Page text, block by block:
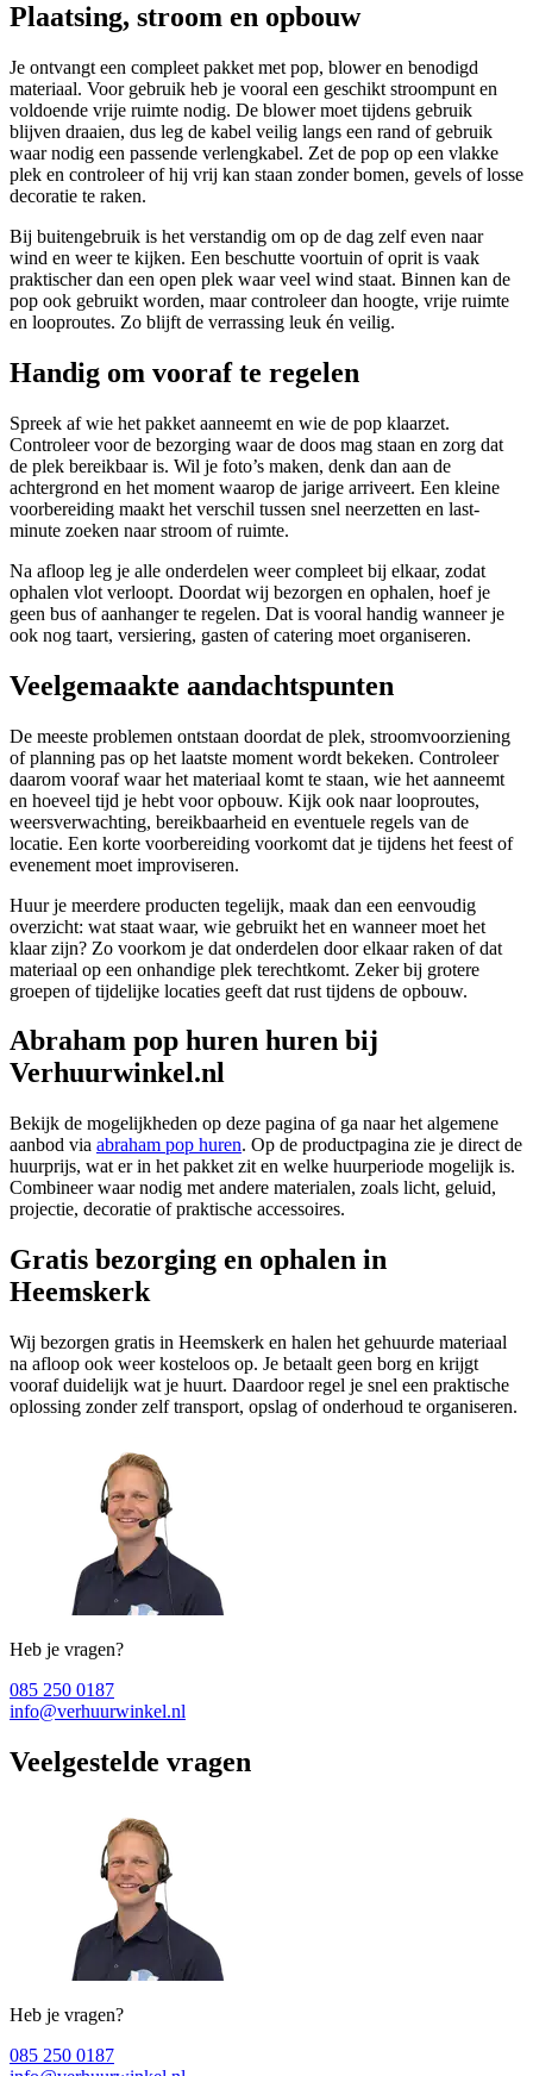
Plaatsing, stroom en opbouw
Je ontvangt een compleet pakket met pop, blower en benodigd
materiaal. Voor gebruik heb je vooral een geschikt stroompunt en
voldoende vrije ruimte nodig. De blower moet tijdens gebruik
blijven draaien, dus leg de kabel veilig langs een rand of gebruik
waar nodig een passende verlengkabel. Zet de pop op een vlakke
plek en controleer of hij vrij kan staan zonder bomen, gevels of losse
decoratie te raken.
Bij buitengebruik is het verstandig om op de dag zelf even naar
wind en weer te kijken. Een beschutte voortuin of oprit is vaak
praktischer dan een open plek waar veel wind staat. Binnen kan de
pop ook gebruikt worden, maar controleer dan hoogte, vrije ruimte
en looproutes. Zo blijft de verrassing leuk én veilig.
Handig om vooraf te regelen
Spreek af wie het pakket aanneemt en wie de pop klaarzet.
Controleer voor de bezorging waar de doos mag staan en zorg dat
de plek bereikbaar is. Wil je foto’s maken, denk dan aan de
achtergrond en het moment waarop de jarige arriveert. Een kleine
voorbereiding maakt het verschil tussen snel neerzetten en last-
minute zoeken naar stroom of ruimte.
Na afloop leg je alle onderdelen weer compleet bij elkaar, zodat
ophalen vlot verloopt. Doordat wij bezorgen en ophalen, hoef je
geen bus of aanhanger te regelen. Dat is vooral handig wanneer je
ook nog taart, versiering, gasten of catering moet organiseren.
Veelgemaakte aandachtspunten
De meeste problemen ontstaan doordat de plek, stroomvoorziening
of planning pas op het laatste moment wordt bekeken. Controleer
daarom vooraf waar het materiaal komt te staan, wie het aanneemt
en hoeveel tijd je hebt voor opbouw. Kijk ook naar looproutes,
weersverwachting, bereikbaarheid en eventuele regels van de
locatie. Een korte voorbereiding voorkomt dat je tijdens het feest of
evenement moet improviseren.
Huur je meerdere producten tegelijk, maak dan een eenvoudig
overzicht: wat staat waar, wie gebruikt het en wanneer moet het
klaar zijn? Zo voorkom je dat onderdelen door elkaar raken of dat
materiaal op een onhandige plek terechtkomt. Zeker bij grotere
groepen of tijdelijke locaties geeft dat rust tijdens de opbouw.
Abraham pop huren huren bij
Verhuurwinkel.nl
Bekijk de mogelijkheden op deze pagina of ga naar het algemene
aanbod via abraham pop huren. Op de productpagina zie je direct de
huurprijs, wat er in het pakket zit en welke huurperiode mogelijk is.
Combineer waar nodig met andere materialen, zoals licht, geluid,
projectie, decoratie of praktische accessoires.
Gratis bezorging en ophalen in
Heemskerk
Wij bezorgen gratis in Heemskerk en halen het gehuurde materiaal
na afloop ook weer kosteloos op. Je betaalt geen borg en krijgt
vooraf duidelijk wat je huurt. Daardoor regel je snel een praktische
oplossing zonder zelf transport, opslag of onderhoud te organiseren.
Heb je vragen?
085 250 0187
info@verhuurwinkel.nl
Veelgestelde vragen
Heb je vragen?
085 250 0187